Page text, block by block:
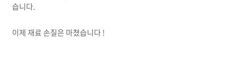
습니다.
이제 재료 손질은 마쳤습니다 !